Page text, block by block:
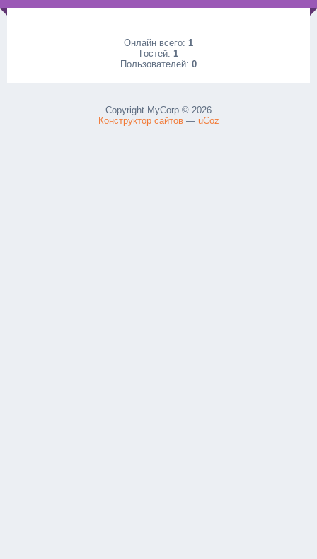
Онлайн всего: 1
Гостей: 1
Пользователей: 0
Copyright MyCorp © 2026
Конструктор сайтов— uCoz